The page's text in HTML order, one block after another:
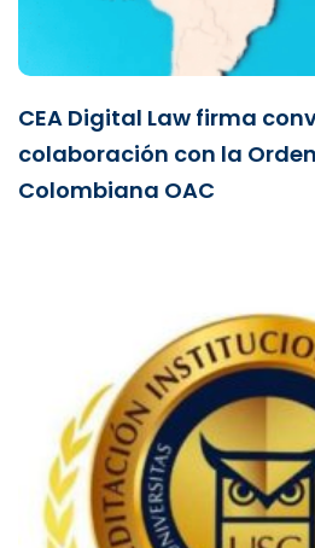
CEA Digital Law firma
colaboración con la
Colombiana OAC